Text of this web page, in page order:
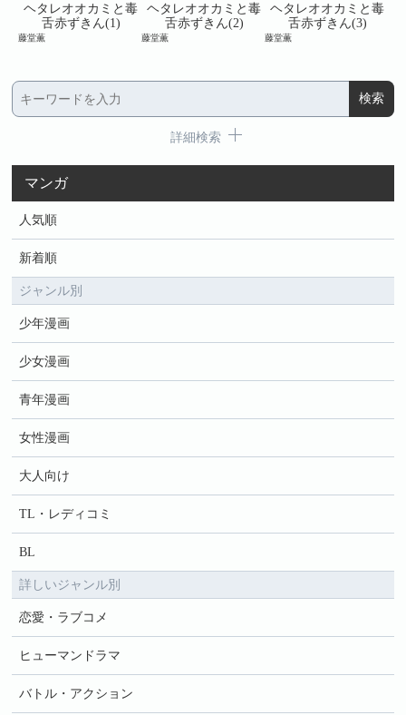
ヘタレオオカミと毒
舌赤ずきん(1)
藤堂薫
ヘタレオオカミと毒
舌赤ずきん(2)
藤堂薫
ヘタレオオカミと毒
舌赤ずきん(3)
藤堂薫
詳細検索
マンガ
人気順
新着順
ジャンル別
少年漫画
少女漫画
青年漫画
女性漫画
大人向け
TL・レディコミ
BL
詳しいジャンル別
恋愛・ラブコメ
ヒューマンドラマ
バトル・アクション